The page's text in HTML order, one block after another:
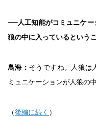
──人工知能がコミュニケー
狼の中に入っているという
鳥海： そうですね。人狼は
ミュニケーションが人狼の
（後編に続く ）